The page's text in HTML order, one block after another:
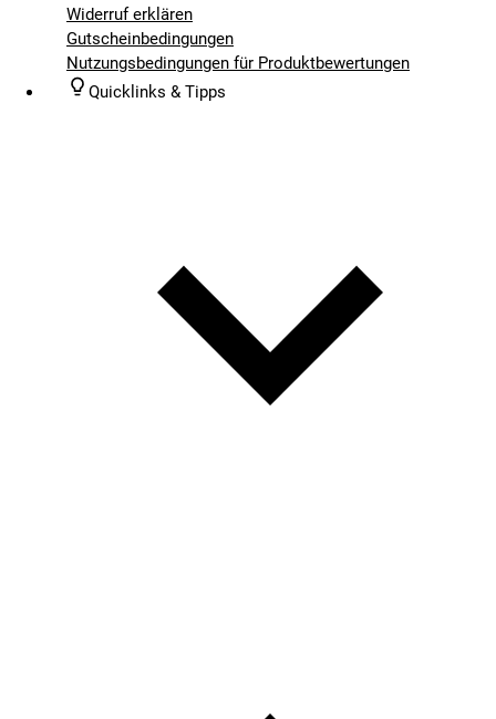
Widerruf erklären
Gutscheinbedingungen
Nutzungsbedingungen für Produktbewertungen
Quicklinks & Tipps